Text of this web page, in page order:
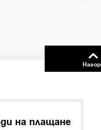
на плащане